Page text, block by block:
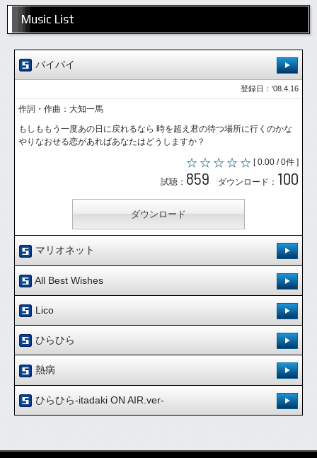
Music List
バイバイ
登録日：'08.4.16
作詞・作曲：大知一馬
もしももう一度あの日に戻れるなら 時を超え君の待つ場所に行くのかな
やりなおせる恋があればあなたはどうしますか？
[ 0.00 / 0件 ]
試聴： 859 ダウンロード： 100
ダウンロード
マリオネット
登録日：'08.5.19
[ 0.00 / 0件 ]
ダウンロード：24
All Best Wishes
登録日：'08.5.19
[ 0.00 / 0件 ]
ダウンロード：30
Lico
登録日：'08.8.12
[ 0.00 / 0件 ]
ダウンロード：92
ひらひら
登録日：'09.4.17
[ 0.00 / 0件 ]
ダウンロード：37
熱病
登録日：'09.12.15
[ 0.00 / 0件 ]
ひらひら-itadaki ON AIR.ver-